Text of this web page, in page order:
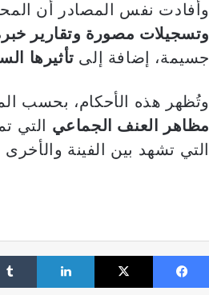
وأفادت نفس المصادر أن
وتسجيلات مصورة وتقارير
جسيمة، إضافة إلى تأثيرها
وتُظهر هذه الأحكام، بحسب
مظاهر العنف الجماعي التي
التي تشهد بين الفينة
Facebook
X